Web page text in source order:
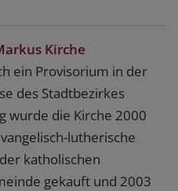
Kirche
ein Provisorium in der
des Stadtbezirkes
wurde die Kirche 2000
lutherische
katholischen
gekauft und 2003